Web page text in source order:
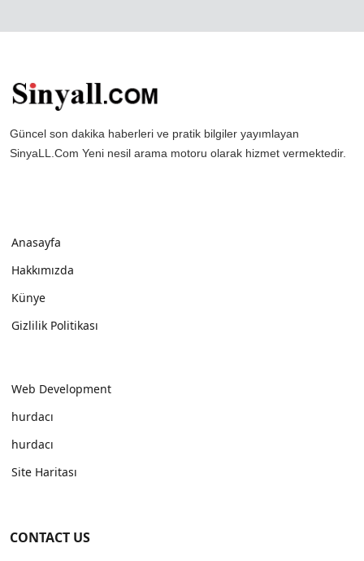
Güncel son dakika haberleri ve pratik bilgiler yayımlayan
SinyaLL.Com Yeni nesil arama motoru olarak hizmet vermektedir.
Anasayfa
Hakkımızda
Künye
Gizlilik Politikası
Web Development
hurdacı
hurdacı
Site Haritası
CONTACT US